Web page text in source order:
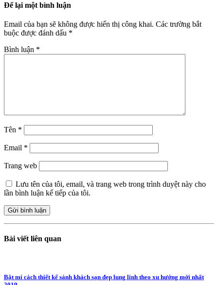
Để lại một bình luận
Email của bạn sẽ không được hiển thị công khai. Các trường bắt
buộc được đánh dấu *
Bình luận *
Tên *
Email *
Trang web
Lưu tên của tôi, email, và trang web trong trình duyệt này cho
lần bình luận kế tiếp của tôi.
Bài viết liên quan
Bật mí cách thiết kế sảnh khách sạn đẹp lung linh theo xu hướng mới nhất